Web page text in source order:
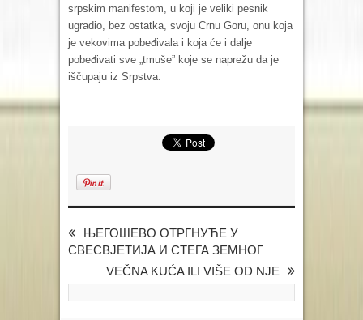
srpskim manifestom, u koji je veliki pesnik
ugradio, bez ostatka, svoju Crnu Goru, onu koja
je vekovima pobeđivala i koja će i dalje
pobeđivati sve „tmuše” koje se naprežu da je
iščupaju iz Srpstva.
ЊЕГОШЕВО ОТРГНУЋЕ У
СВЕСВЈЕТИЈА И СТЕГА ЗЕМНОГ
VEČNA KUĆA ILI VIŠE OD NJE